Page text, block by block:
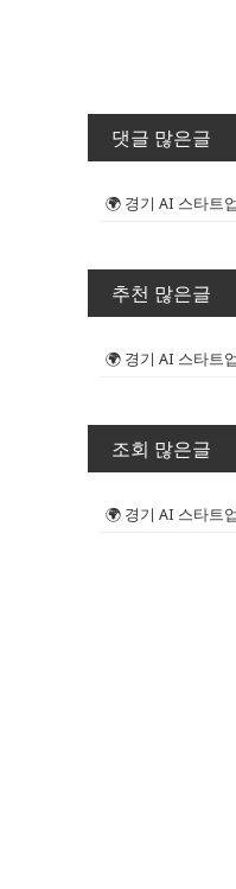
댓글 많은글
추천 많은글
조회 많은글